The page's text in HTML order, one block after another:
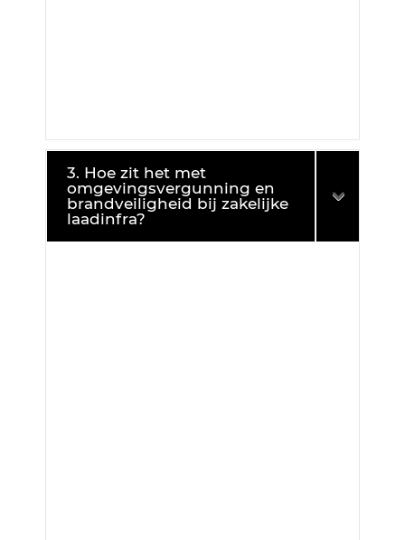
3. Hoe zit het met
omgevingsvergunning en
brandveiligheid bij zakelijke
laadinfra?